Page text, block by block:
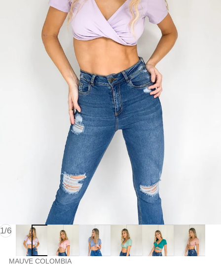
1/
de6
Proveedor:
MAUVE COLOMBIA